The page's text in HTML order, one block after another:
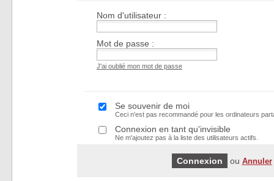
Nom d'utilisateur :
Mot de passe :
J'ai oublié mon mot de passe
Se souvenir de moi
Ceci n'est pas recommandé pour les ordinateurs
Connexion en tant qu'invisible
Ne m'ajoutez pas à la liste des utilisateurs actifs.
ou Annuler